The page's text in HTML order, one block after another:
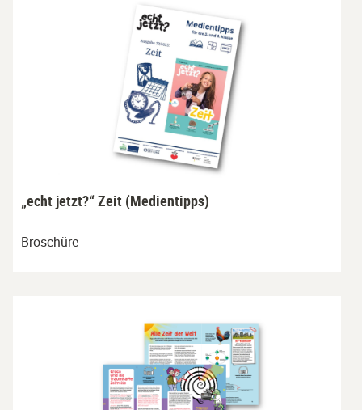
„echt jetzt?“ Zeit (Medientipps)
Broschüre